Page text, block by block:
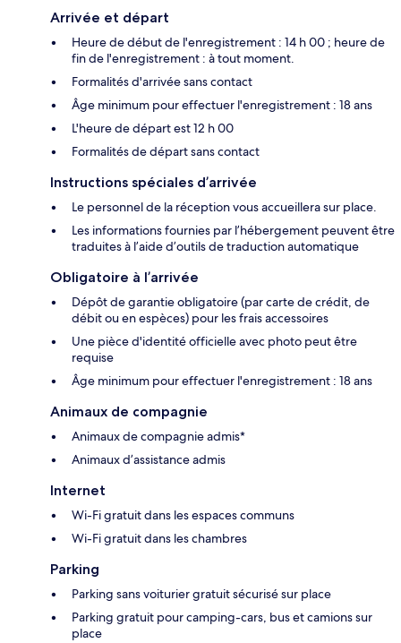
Arrivée et départ
Heure de début de l'enregistrement : 14 h 00 ; heure de
fin de l'enregistrement : à tout moment.
Formalités d'arrivée sans contact
Âge minimum pour effectuer l'enregistrement : 18 ans
L'heure de départ est 12 h 00
Formalités de départ sans contact
Instructions spéciales d’arrivée
Le personnel de la réception vous accueillera sur place.
Les informations fournies par l’hébergement peuvent être
traduites à l’aide d’outils de traduction automatique
Obligatoire à l’arrivée
Dépôt de garantie obligatoire (par carte de crédit, de
débit ou en espèces) pour les frais accessoires
Une pièce d'identité officielle avec photo peut être
requise
Âge minimum pour effectuer l'enregistrement : 18 ans
Animaux de compagnie
Animaux de compagnie admis*
Animaux d’assistance admis
Internet
Wi-Fi gratuit dans les espaces communs
Wi-Fi gratuit dans les chambres
Parking
Parking sans voiturier gratuit sécurisé sur place
Parking gratuit pour camping-cars, bus et camions sur
place